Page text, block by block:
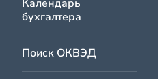
Календарь
бухгалтера
Поиск ОКВЭД